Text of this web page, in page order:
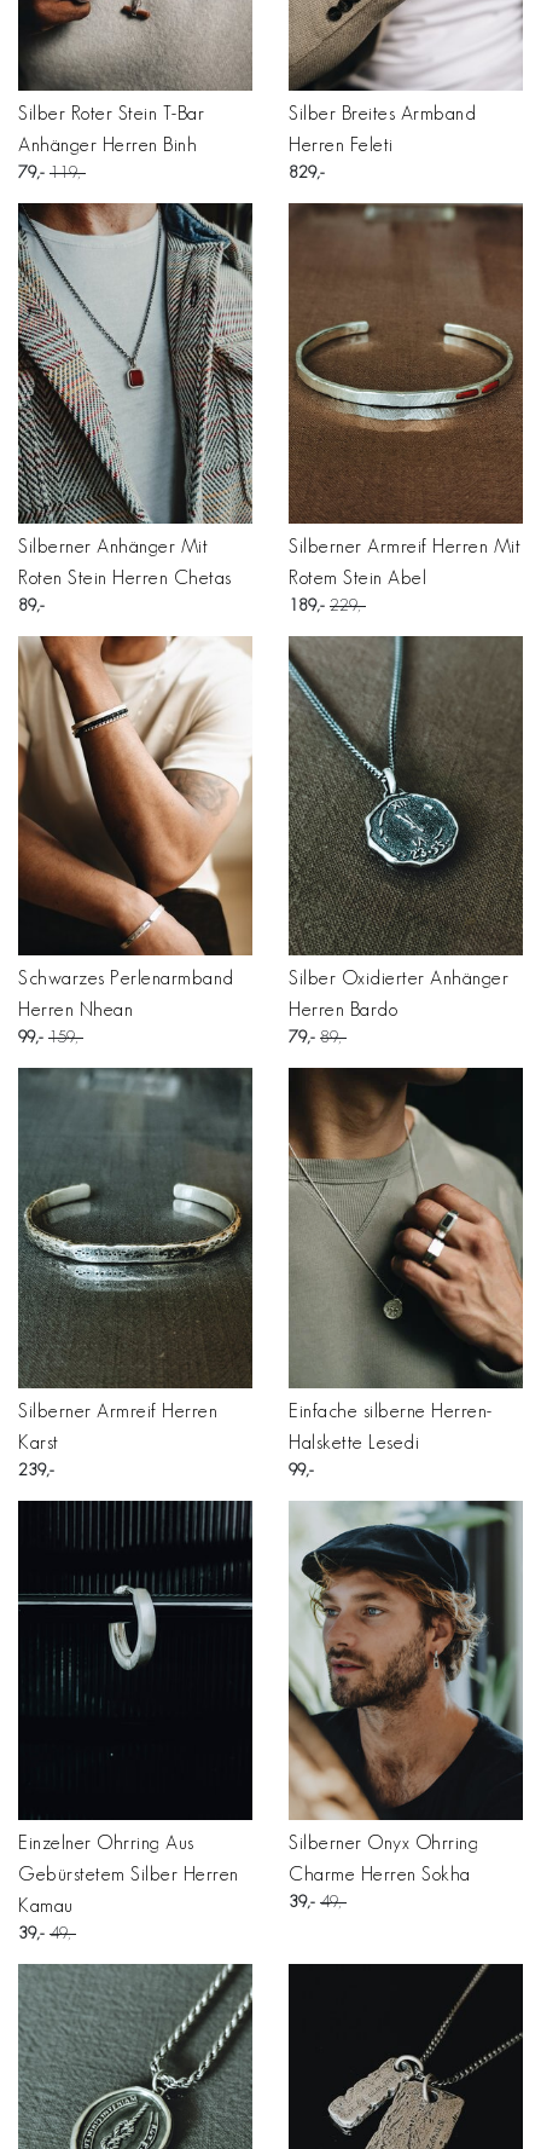
Silber Roter Stein T-Bar
Anhänger Herren Binh
79 119
Silber Breites Armband
Herren Feleti
829
Silberner Anhänger Mit
Roten Stein Herren Chetas
89
Silberner Armreif Herren Mit
Rotem Stein Abel
189 229
Schwarzes Perlenarmband
Herren Nhean
99 159
Silber Oxidierter Anhänger
Herren Bardo
79 89
Silberner Armreif Herren
Karst
239
Einfache silberne Herren-
Halskette Lesedi
99
Einzelner Ohrring Aus
Gebürstetem Silber Herren
Kamau
39 49
Silberner Onyx Ohrring
Charme Herren Sokha
39 49